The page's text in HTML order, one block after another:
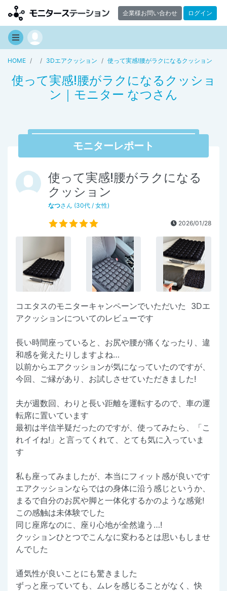
企業様お問い合わせ ログイン
HOME 3Dエアクッション 使って実感!腰がラクになるクッション
使って実感!腰がラクになるクッショ
ン｜モニター なつさん
モニターレポート
使って実感!腰がラクになる
クッション
なつさん (30代 / 女性)
2026/01/28
コエタスのモニターキャンペーンでいただいた 3Dエ
アクッションについてのレビューです
長い時間座っていると、お尻や腰が痛くなったり、違
和感を覚えたりしますよね…
以前からエアクッションが気になっていたのですが、
今回、ご縁があり、お試しさせていただきました!
夫が週数回、わりと長い距離を運転するので、車の運
転席に置いています
最初は半信半疑だったのですが、使ってみたら、「こ
れイイね!」と言ってくれて、とても気に入っていま
す
私も座ってみましたが、本当にフィット感が良いです
エアクッションならではの身体に沿う感じというか、
まるで自分のお尻や脚と一体化するかのような感覚!
この感触は未体験でした
同じ座席なのに、座り心地が全然違う…!
クッションひとつでこんなに変わるとは思いもしませ
んでした
通気性が良いことにも驚きました
ずっと座っていても、ムレを感じることがなく、快